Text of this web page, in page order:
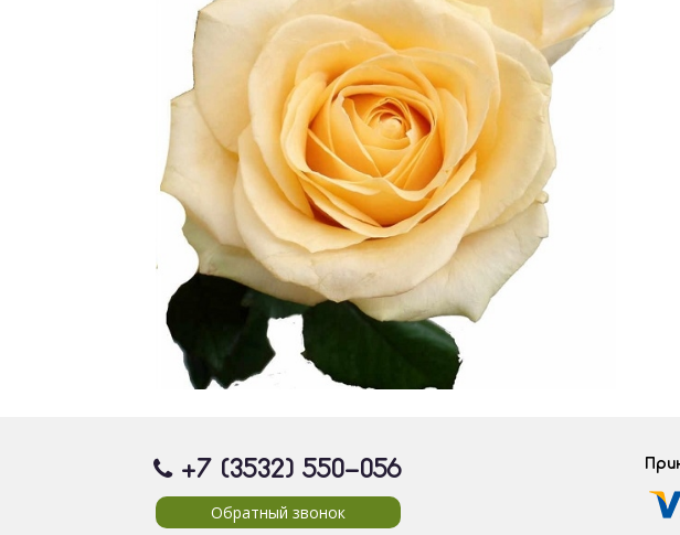
+7 (3532) 550-056
Обратный звонок